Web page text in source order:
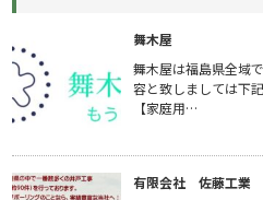
舞木屋
舞木屋は福島県全域
容と致しましては下
【家庭用…
有限会社 佐藤工業